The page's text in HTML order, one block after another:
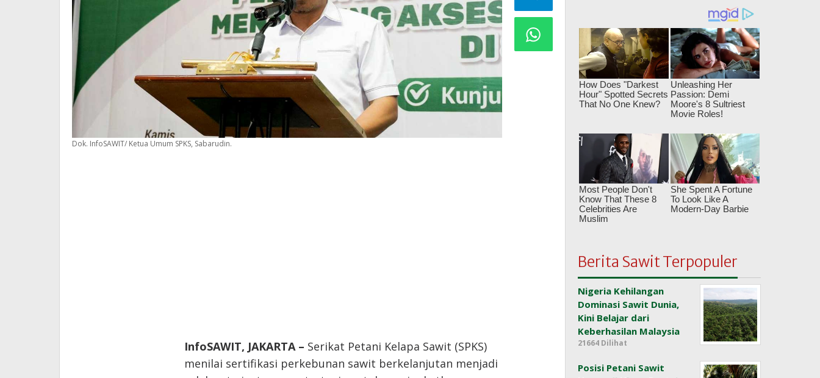
Dok. InfoSAWIT/ Ketua Umum SPKS, Sabarudin.
InfoSAWIT, JAKARTA – Serikat Petani Kelapa Sawit (SPKS)
menilai sertifikasi perkebunan sawit berkelanjutan menjadi
Berita Sawit Terpopuler
Nigeria Kehilangan
Dominasi Sawit Dunia,
Kini Belajar dari
Keberhasilan Malaysia
21664 Dilihat
Posisi Petani Sawit